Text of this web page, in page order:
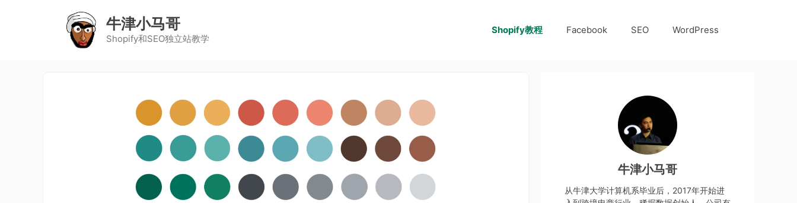
牛津小马哥
Shopify和SEO独立站教学
Shopify教程 Facebook SEO WordPress
牛津小马哥
从牛津大学计算机系毕业后，2017年开始进